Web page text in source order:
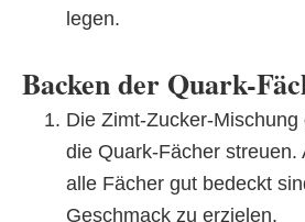
legen.
Backen der Quark-
Die Zimt-Zucker-
die Quark-Fächer streuen.
alle Fächer gut bedeckt
Geschmack zu erzielen.